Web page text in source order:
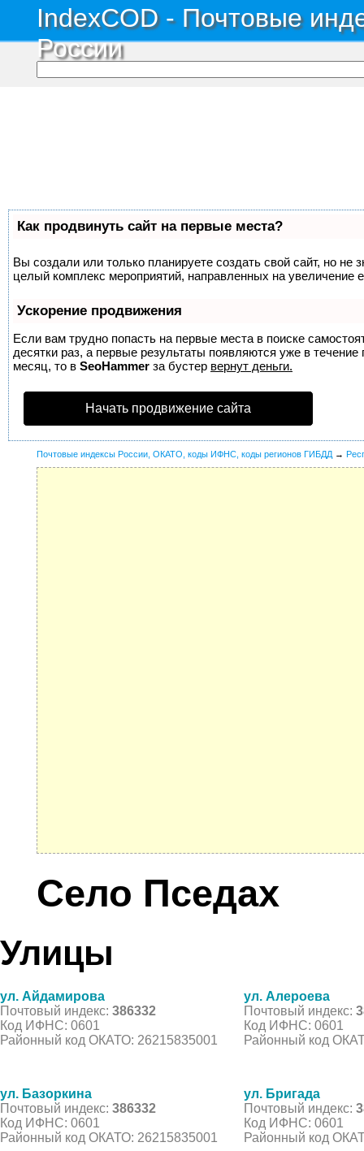
IndexCOD - Почтовые
России
Как продвинуть сайт на первые места?
Вы создали или только планируете создать свой сайт, но не
целый комплекс мероприятий, направленных на увеличение
Ускорение продвижения
Если вам трудно попасть на первые места в поиске
десятки раз, а первые результаты появляются уже в
месяц, то в SeoHammer за бустер вернут деньги.
Начать продвижение сайта
Почтовые индексы России, ОКАТО, коды ИФНС, коды регионов ГИБДД →
Село Пседах
Улицы
ул. Айдамирова
Почтовый индекс: 386332
Код ИФНС: 0601
Районный код ОКАТО: 26215835001
ул. Алероева
Почтовый индекс:
Код ИФНС: 0601
Районный код
ул. Базоркина
Почтовый индекс: 386332
Код ИФНС: 0601
Районный код ОКАТО: 26215835001
ул. Бригада
Почтовый индекс:
Код ИФНС: 0601
Районный код